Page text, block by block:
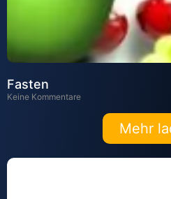
Fasten
Keine Kommentare
Mehr